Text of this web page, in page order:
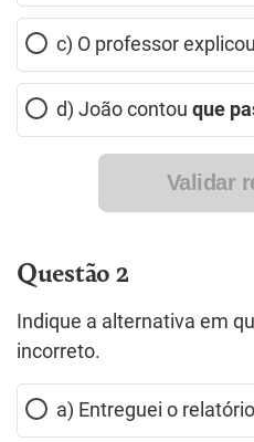
c) O professor explicou
d) João contou que
Validar
Questão 2
Indique a alternativa em
incorreto.
a) Entreguei o